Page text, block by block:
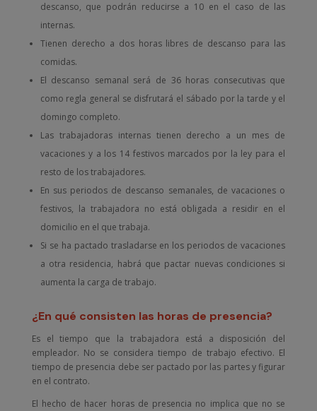
descanso, que podrán reducirse a 10 en el caso de las
internas.
Tienen derecho a dos horas libres de descanso para las
comidas.
El descanso semanal será de 36 horas consecutivas que
como regla general se disfrutará el sábado por la tarde y el
domingo completo.
Las trabajadoras internas tienen derecho a un mes de
vacaciones y a los 14 festivos marcados por la ley para el
resto de los trabajadores.
En sus periodos de descanso semanales, de vacaciones o
festivos, la trabajadora no está obligada a residir en el
domicilio en el que trabaja.
Si se ha pactado trasladarse en los periodos de vacaciones
a otra residencia, habrá que pactar nuevas condiciones si
aumenta la carga de trabajo.
¿En qué consisten las horas de presencia?
Es el tiempo que la trabajadora está a disposición del
empleador. No se considera tiempo de trabajo efectivo. El
tiempo de presencia debe ser pactado por las partes y figurar
en el contrato.
El hecho de hacer horas de presencia no implica que no se